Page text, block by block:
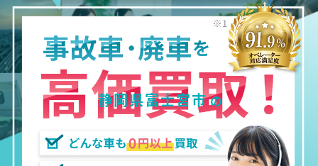
静岡県富士宮市の